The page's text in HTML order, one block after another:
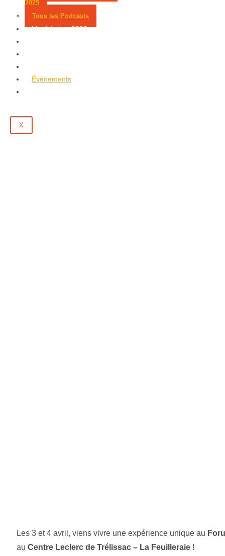
2025
Tous les Podcasts
Municipales 2026
Évènements
X
Les 3 et 4 avril, viens vivre une expérience unique au
au Centre Leclerc de Trélissac – La Feuilleraie !